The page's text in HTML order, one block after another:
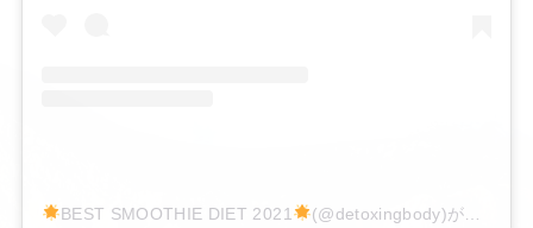
BEST SMOOTHIE DIET 2021 (@detoxingbody)がシェアした投稿